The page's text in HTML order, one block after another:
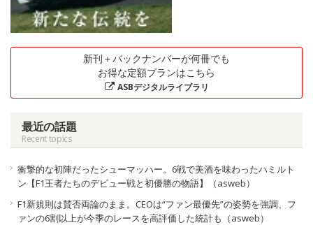
新刊＋バックナンバーが何冊でも
お得な定額プランはこちら
ASBデジタルライブラリ
最近の話題
Recent topics
衝撃的な初陣だったシューマッハー。6戦で美酒を味わったハミルト
ン【F1王者たちのデビュー戦と初優勝の物語】（asweb）
F1新規則は賛否両論のまま。CEOは“ファン最優先”の姿勢を強調、フ
ァンの6割以上が今季のレースを高評価した統計も（asweb）